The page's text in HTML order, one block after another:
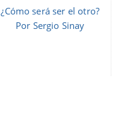
¿Cómo será ser el otro?
Por Sergio Sinay